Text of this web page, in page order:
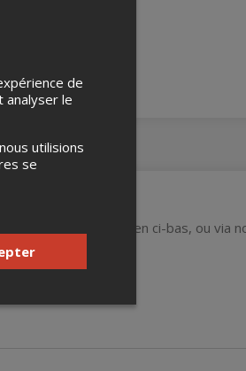
le faire via ce lien ci-bas, ou via
de
le
utilisions
se